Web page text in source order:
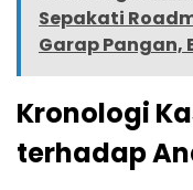
Sepakati
Garap Pangan,
Kronologi
terhadap